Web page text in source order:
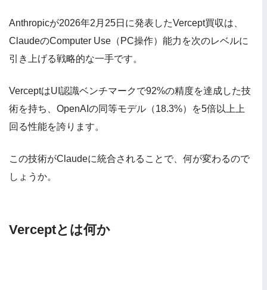
Anthropicが2026年2月25日に発表したVercept買収は、
ClaudeのComputer Use（PC操作）能力を次のレベルに
引き上げる戦略的な一手です。
VerceptはUI認識ベンチマークで92%の精度を達成した技
術を持ち、OpenAIの同等モデル（18.3%）を5倍以上上
回る性能を誇ります。
この技術がClaudeに統合されることで、何が変わるので
しょうか。
Verceptとは何か